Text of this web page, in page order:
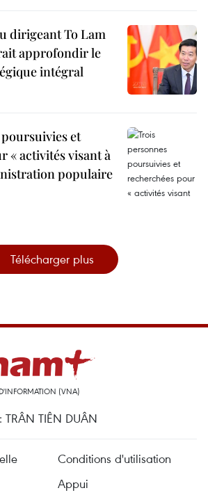
dirigeant To Lam
approfondir le
intégral
et
« activités visant à
populaire
Télécharger plus
(VNA)
TIÊN DUÂN
Conditions d'utilisation
Appui